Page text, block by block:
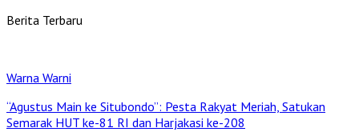
Berita Terbaru
Warna Warni
“Agustus Main ke Situbondo”: Pesta Rakyat Meriah, Satukan
Semarak HUT ke-81 RI dan Harjakasi ke-208